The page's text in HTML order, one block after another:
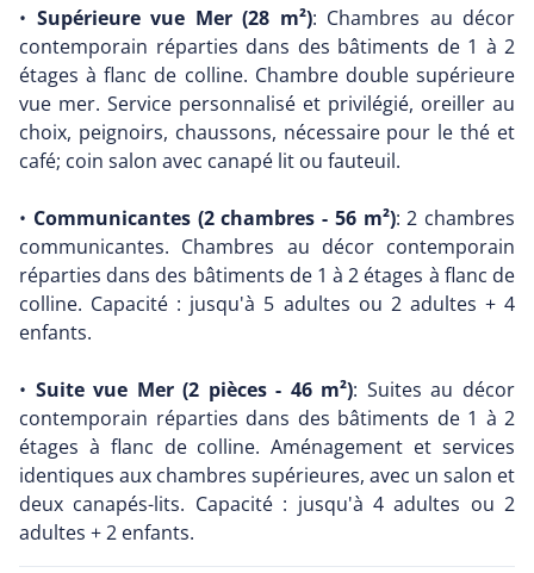
• Supérieure vue Mer (28 m²): Chambres au décor
contemporain réparties dans des bâtiments de 1 à 2
étages à flanc de colline. Chambre double supérieure
vue mer. Service personnalisé et privilégié, oreiller au
choix, peignoirs, chaussons, nécessaire pour le thé et
café; coin salon avec canapé lit ou fauteuil.
• Communicantes (2 chambres - 56 m²): 2 chambres
communicantes. Chambres au décor contemporain
réparties dans des bâtiments de 1 à 2 étages à flanc de
colline. Capacité : jusqu'à 5 adultes ou 2 adultes + 4
enfants.
• Suite vue Mer (2 pièces - 46 m²): Suites au décor
contemporain réparties dans des bâtiments de 1 à 2
étages à flanc de colline. Aménagement et services
identiques aux chambres supérieures, avec un salon et
deux canapés-lits. Capacité : jusqu'à 4 adultes ou 2
adultes + 2 enfants.